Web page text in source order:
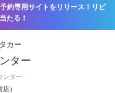
約専用サイトをリリース！リピ
たる！
カー
ター
ンター
）